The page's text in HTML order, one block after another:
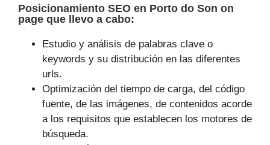
Posicionamiento SEO en Porto do Son on
page que llevo a cabo:
Estudio y análisis de palabras clave o
keywords y su distribución en las diferentes
urls.
Optimización del tiempo de carga, del código
fuente, de las imágenes, de contenidos acorde
a los requisitos que establecen los motores de
búsqueda.